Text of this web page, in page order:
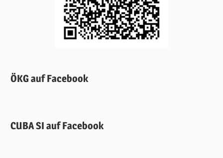
ÖKG auf Facebook
CUBA SI auf Facebook